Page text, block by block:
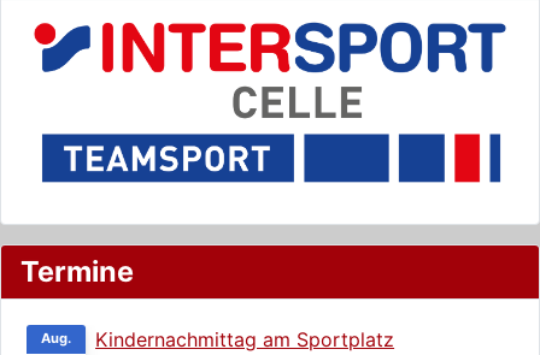
Termine
Aug.
Kindernachmittag am Sportplatz